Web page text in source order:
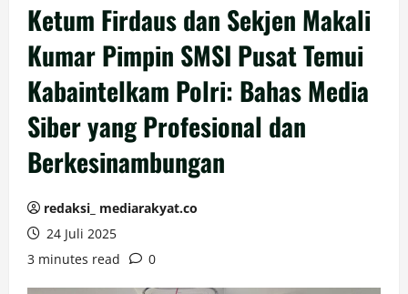
Ketum Firdaus dan Sekjen Makali
Kumar Pimpin SMSI Pusat Temui
Kabaintelkam Polri: Bahas Media
Siber yang Profesional dan
Berkesinambungan
redaksi_ mediarakyat.co
24 Juli 2025
3 minutes read
0